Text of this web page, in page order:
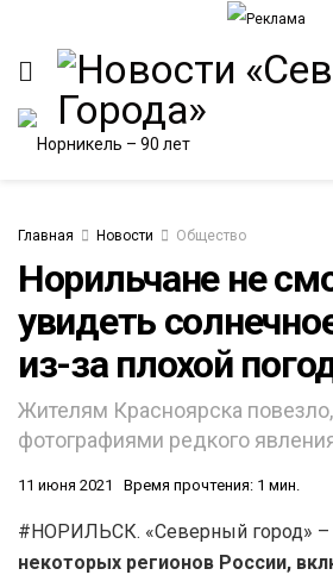
Главная Новости Общество
Норильчане не
увидеть
из-за плохой
Жителям Красноярска
фотографиями редкого
11 июня 2021 Время прочтения: 1 мин.
#НОРИЛЬСК. «Северный город» –
некоторых регионов России,